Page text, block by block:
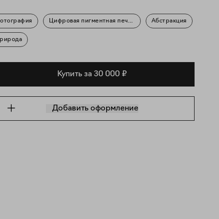
Цифровая пигментная печать Абстракция
Купить за 30 000 ₽
Добавить оформление